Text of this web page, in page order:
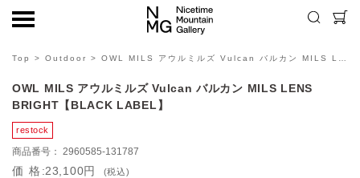
Top > Outdoor > OWL MILS アウルミルズ Vulcan バルカン MILS LENS BRIGHT【BLACK LABEL】
OWL MILS アウルミルズ Vulcan バルカン MILS LENS
BRIGHT【BLACK LABEL】
2960585-131787
価格23,100円 (税込)